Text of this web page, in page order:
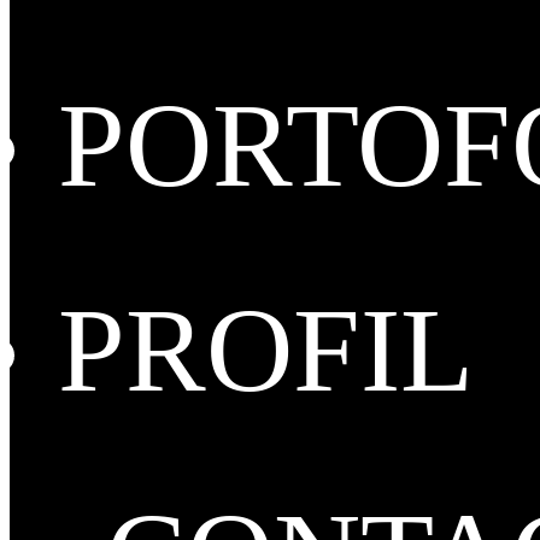
PROFIL